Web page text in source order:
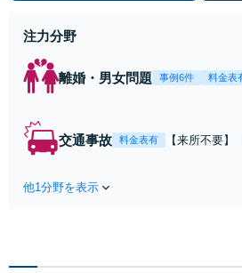
注力分野
離婚・男女問題 事例6件 料金表
交通事故 料金表有
【来所不要】
他1分野を表示